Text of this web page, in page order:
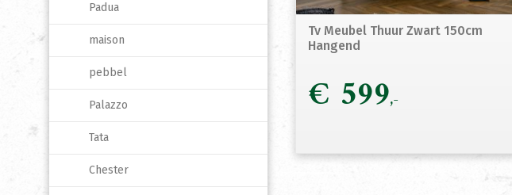
Tv Meubel Thuur Zwart 150cm
Hangend
€ 599
Padua
maison
pebbel
Palazzo
Tata
Chester